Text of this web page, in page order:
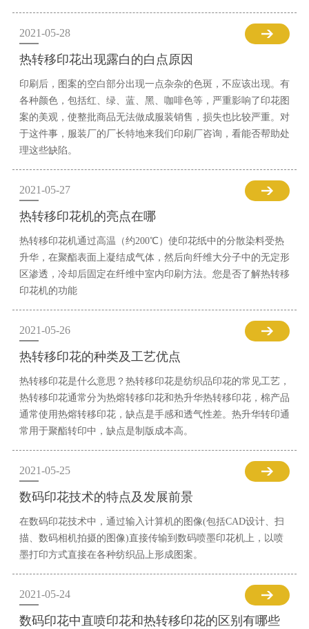
2021-05-28
热转移印花出现露白的白点原因
印刷后，图案的空白部分出现一点杂杂的色斑，不应该出现。有
各种颜色，包括红、绿、蓝、黑、咖啡色等，严重影响了印花图
案的美观，使整批商品无法做成服装销售，损失也比较严重。对
于这件事，服装厂的厂长特地来我们印刷厂咨询，看能否帮助处
理这些缺陷。
2021-05-27
热转移印花机的亮点在哪
热转移印花机通过高温（约200℃）使印花纸中的分散染料受热
升华，在聚酯表面上凝结成气体，然后向纤维大分子中的无定形
区渗透，冷却后固定在纤维中室内印刷方法。您是否了解热转移
印花机的功能
2021-05-26
热转移印花的种类及工艺优点
热转移印花是什么意思？热转移印花是纺织品印花的常见工艺，
热转移印花通常分为热熔转移印花和热升华热转移印花，棉产品
通常使用热熔转移印花，缺点是手感和透气性差。热升华转印通
常用于聚酯转印中，缺点是制版成本高。
2021-05-25
数码印花技术的特点及发展前景
在数码印花技术中，通过输入计算机的图像(包括CAD设计、扫
描、数码相机拍摄的图像)直接传输到数码喷墨印花机上，以喷
墨打印方式直接在各种纺织品上形成图案。
2021-05-24
数码印花中直喷印花和热转移印花的区别有哪些